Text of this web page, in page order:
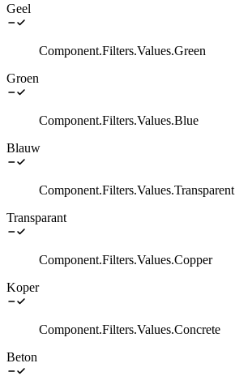
Geel
Component.Filters.Values.Green
Groen
Component.Filters.Values.Blue
Blauw
Component.Filters.Values.Transparent
Transparant
Component.Filters.Values.Copper
Koper
Component.Filters.Values.Concrete
Beton